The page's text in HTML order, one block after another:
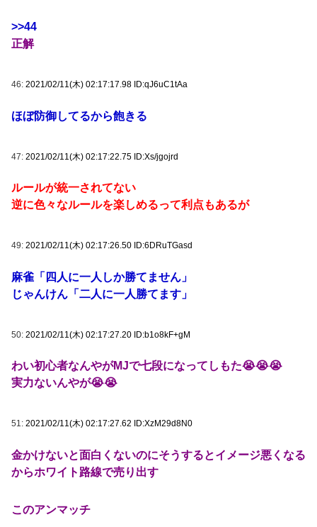
>>44
正解
46: 2021/02/11(木) 02:17:17.98 ID:qJ6uC1tAa
ほぼ防御してるから飽きる
47: 2021/02/11(木) 02:17:22.75 ID:Xs/jgojrd
ルールが統一されてない
逆に色々なルールを楽しめるって利点もあるが
49: 2021/02/11(木) 02:17:26.50 ID:6DRuTGasd
麻雀「四人に一人しか勝てません」
じゃんけん「二人に一人勝てます」
50: 2021/02/11(木) 02:17:27.20 ID:b1o8kF+gM
わい初心者なんやがMJで七段になってしもた😭😭😭
実力ないんやが😭😭
51: 2021/02/11(木) 02:17:27.62 ID:XzM29d8N0
金かけないと面白くないのにそうするとイメージ悪くなる
からホワイト路線で売り出す
このアンマッチ